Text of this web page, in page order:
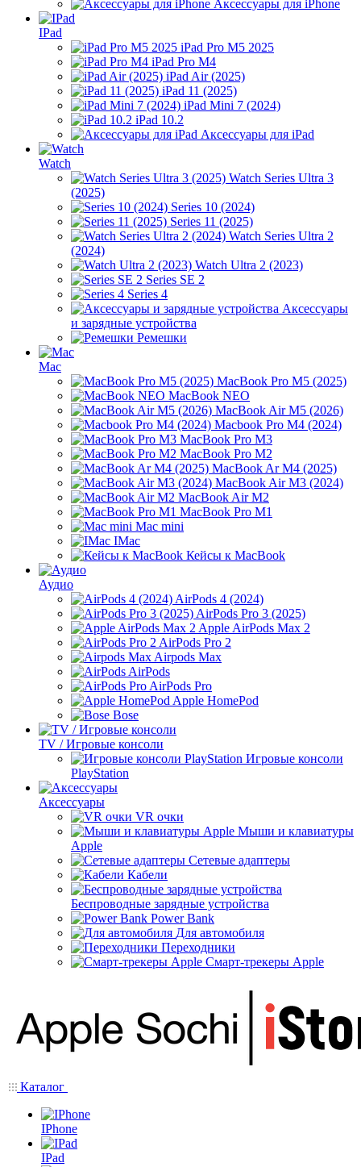
Аксессуары для iPhone
IPad
iPad Pro M5 2025
iPad Pro M4
iPad Air (2025)
iPad 11 (2025)
iPad Mini 7 (2024)
iPad 10.2
Аксессуары для iPad
Watch
Watch Series Ultra 3
(2025)
Series 10 (2024)
Series 11 (2025)
Watch Series Ultra 2
(2024)
Watch Ultra 2 (2023)
Series SE 2
Series 4
Аксессуары
и зарядные устройства
Ремешки
Mac
MacBook Pro M5 (2025)
MacBook NEO
MacBook Air M5 (2026)
Macbook Pro M4 (2024)
MacBook Pro M3
MacBook Pro M2
MacBook Ar M4 (2025)
MacBook Air M3 (2024)
MacBook Air M2
MacBook Pro M1
Mac mini
IMac
Кейсы к MacBook
Аудио
AirPods 4 (2024)
AirPods Pro 3 (2025)
Apple AirPods Max 2
AirPods Pro 2
Airpods Max
AirPods
AirPods Pro
Apple HomePod
Bose
TV / Игровые консоли
Игровые консоли
PlayStation
Аксессуары
VR очки
Мыши и клавиатуры
Apple
Сетевые адаптеры
Кабели
Беспроводные зарядные устройства
Power Bank
Для автомобиля
Переходники
Смарт-трекеры Apple
Каталог
IPhone
IPad